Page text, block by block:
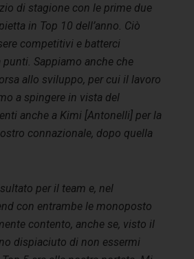
di stagione con le prime due
in Top 10 dell’anno. Ciò
competitivi e batterci
Sappiamo anche che
allo sviluppo, per cui il lavoro
a spingere in vista del
anche a Kimi [Antonelli] per la
connazionale, dopo quella
per il team e, nel
con entrambe le monoposto
contento, anche se, visto il
dispiaciuto di non essermi